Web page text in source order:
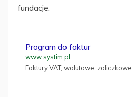
fundacje.
Program do faktur
www.systim.pl
Faktury VAT, walutowe, zaliczkowe